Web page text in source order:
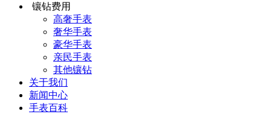
镶钻费用
高奢手表
奢华手表
豪华手表
亲民手表
其他镶钻
关于我们
新闻中心
手表百科